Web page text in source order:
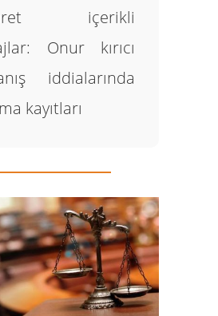
içerikli
Onur kırıcı
iddialarında
kayıtları